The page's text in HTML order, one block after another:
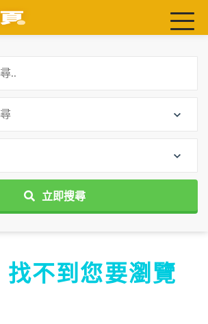
立即搜尋
找不到您要瀏覽